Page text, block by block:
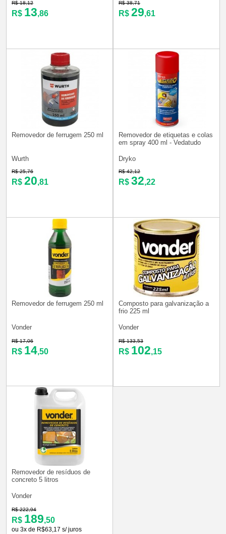
R$ 18,12
R$ 13,86
R$ 38,71
R$ 29,61
Removedor de ferrugem 250 ml
Wurth
R$ 25,76
R$ 20,81
Removedor de etiquetas e colas
em spray 400 ml - Vedatudo
Dryko
R$ 42,12
R$ 32,22
Removedor de ferrugem 250 ml
Vonder
R$ 17,06
R$ 14,50
Composto para galvanização a
frio 225 ml
Vonder
R$ 133,53
R$ 102,15
Removedor de resíduos de
concreto 5 litros
Vonder
R$ 222,94
R$ 189,50
ou 3x de R$63,17 s/ juros